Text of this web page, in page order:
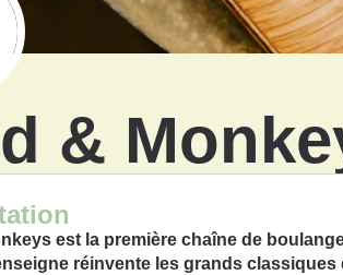
&
est la première chaîne de
réinvente les grands